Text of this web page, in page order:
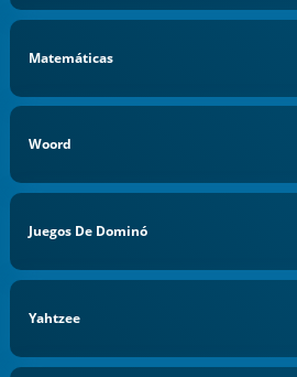
Matemáticas
Woord
Juegos De Dominó
Yahtzee